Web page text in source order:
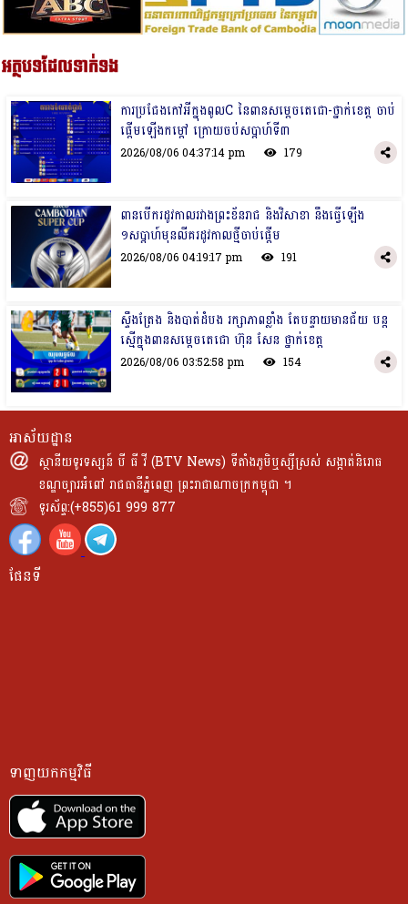
អត្ថបទដែលទាក់ទង
ការប្រជែងកៅអីក្នុងពូលC នៃពានសម្ដេចតេជោ-ថ្នាក់ខេត្ត ចាប់
ផ្ដើមឡើងកម្ដៅ ក្រោយចប់សប្ដាហ៍ទី៣
2026/08/06 04:37:14 pm 179
ពានបើករដូវកាលរវាងព្រះខ័នរាជ និងវិសាខា នឹងធ្វើឡើង
១សប្ដាហ៍មុនលីគរដូវកាលថ្មីចាប់ផ្ដើម
2026/08/06 04:19:17 pm 191
ស្ទឹងត្រែង និងបាត់ដំបង រក្សាភាពខ្លាំង តែបន្ទាយមានជ័យ បន្ដ
ស្មើក្នុងពានសម្ដេចតេជោ ហ៊ុន សែន ថ្នាក់ខេត្ត
2026/08/06 03:52:58 pm 154
អាស័យដ្ឋាន
ស្ថានីយទូរទស្សន៍ បី ធី វី (BTV News) ទីតាំងភូមិឬស្សីស្រស់ សង្កាត់និរោធ
ខណ្ឌច្បារអំពៅ រាជធានីភ្នំពេញ ព្រះរាជាណាចក្រកម្ពុជា ។
ទូរស័ព្ទ:(+855)61 999 877
ផែនទី
ទាញយកកម្មវិធី